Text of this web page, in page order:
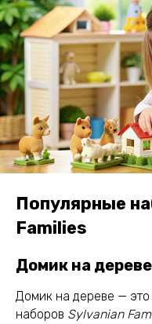
Популярные
Families
Домик на дереве
Домик на дереве —
наборов Sylvanian